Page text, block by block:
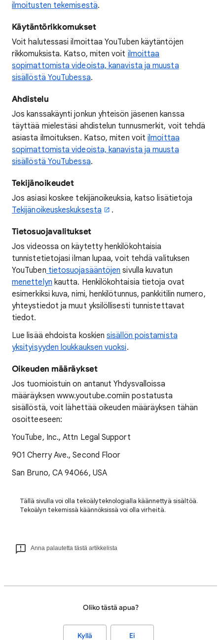
ilmoitusten tekemisestä.
Käytäntörikkomukset
Voit halutessasi ilmoittaa YouTuben käytäntöjen
rikkomuksista. Katso, miten voit ilmoittaa
sopimattomista videoista, kanavista ja muusta
sisällöstä YouTubessa.
Ahdistelu
Jos kanssakäynti jonkun yhteisön jäsenen kanssa
täyttää mielestäsi ahdistelun tunnusmerkit, voit tehdä
asiasta ilmoituksen. Katso, miten voitilmoittaa
sopimattomista videoista, kanavista ja muusta
sisällöstä YouTubessa.
Tekijänoikeudet
Jos asiasi koskee tekijänoikeuksia, katso lisätietoja
Tekijänoikeuskeskuksesta
.
Tietosuojavalitukset
Jos videossa on käytetty henkilökohtaisia
tunnistetietojasi ilman lupaa, voit tehdä valituksen
YouTuben tietosuojasääntöjen sivulla kuvatun
menettelyn kautta. Henkilökohtaisia tietoja ovat
esimerkiksi kuva, nimi, henkilötunnus, pankkitilin numero,
yhteystiedot ja muut yksilöllisesti tunnistettavat
tiedot.
Lue lisää ehdoista koskiensisällön poistamista
yksityisyyden loukkauksen vuoksi.
Oikeuden määräykset
Jos tuomioistuin on antanut Yhdysvalloissa
määräyksen www.youtube.comiin postatusta
sisällöstä, voit lähettää oikeuden määräyksen tähän
osoitteeseen:
YouTube, Inc., Attn Legal Support
901 Cherry Ave., Second Floor
San Bruno, CA 94066, USA
Tällä sivulla voi olla tekoälyteknologialla käännettyä sisältöä.
Tekoälyn tekemissä käännöksissä voi olla virheitä.
Anna palautetta tästä artikkelista
Oliko tästä apua?
Kyllä Ei